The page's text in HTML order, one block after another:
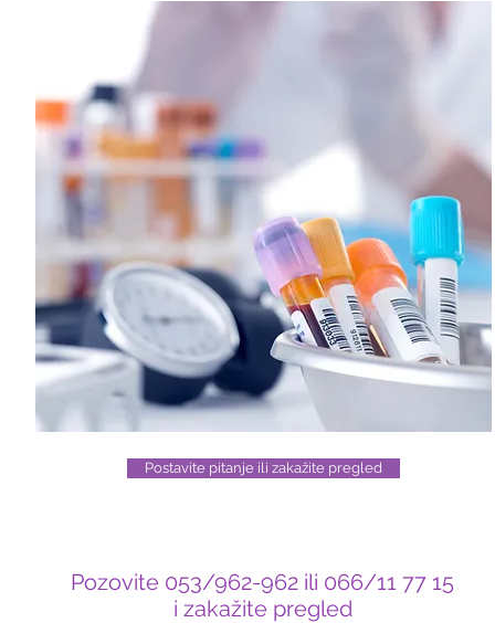
Postavite pitanje ili zakažite pregled
Pozovite 053/962-962 ili 066/11 77 15
i zakažite pregled